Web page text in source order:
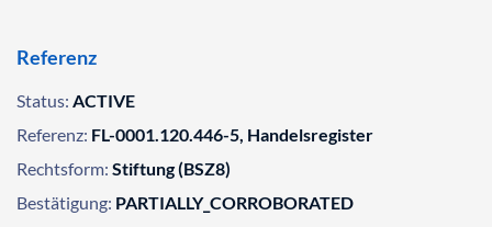
Referenz
Status: ACTIVE
Referenz: FL-0001.120.446-5, Handelsregister
Rechtsform: Stiftung (BSZ8)
Bestätigung: PARTIALLY_CORROBORATED